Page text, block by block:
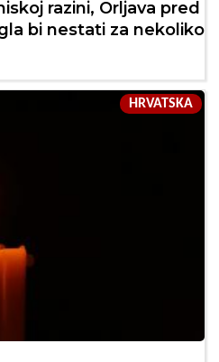
razini, Orljava pred
bi nestati za nekoliko
HRVATSKA